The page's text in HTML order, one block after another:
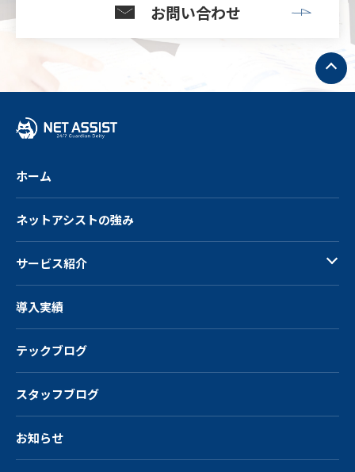
お問い合わせ
ト
ッ
プ
へ
ホーム
ネットアシストの強み
サービス紹介
導入実績
テックブログ
スタッフブログ
お知らせ